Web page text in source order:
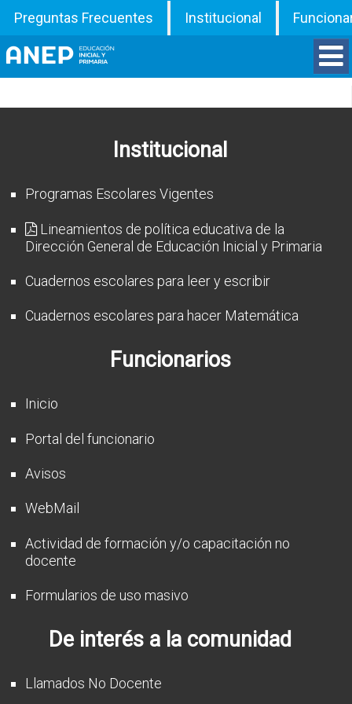
Preguntas Frecuentes Institucional
Inspecciones
Programas
Documentos
Noticias
Institucional
Programas Escolares Vigentes
Lineamientos de política educativa de la
Dirección General de Educación Inicial y Primaria
Cuadernos escolares para leer y escribir
Cuadernos escolares para hacer Matemática
Funcionarios
Inicio
Portal del funcionario
Avisos
WebMail
Actividad de formación y/o capacitación no
docente
Formularios de uso masivo
De interés a la comunidad
Llamados No Docente